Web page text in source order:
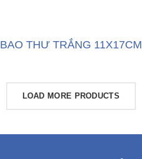
BAO THƯ TRẮNG 11X17CM
LOAD MORE PRODUCTS